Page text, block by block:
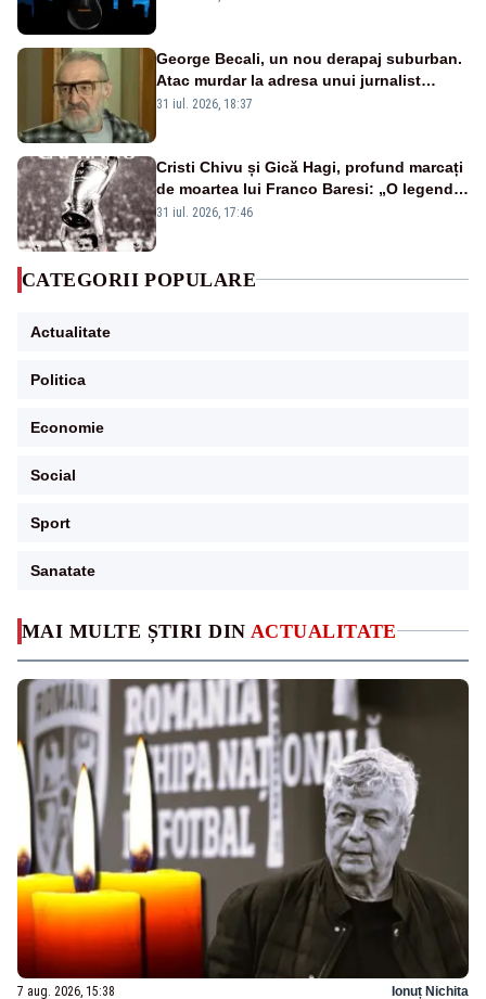
MAI MULTE ȘTIRI DIN ACTUALITATE
7 aug. 2026, 15:38 Ionuț Nichita
George Becali, un nou derapaj suburban.
Atac murdar la adresa unui jurnalist
sportiv – AUDIO
31 iul. 2026, 18:37
Cristi Chivu și Gică Hagi, profund marcați
de moartea lui Franco Baresi: „O legendă
a fotbalului mondial”
31 iul. 2026, 17:46
CATEGORII POPULARE
Actualitate
Politica
Economie
Social
Sport
Sanatate